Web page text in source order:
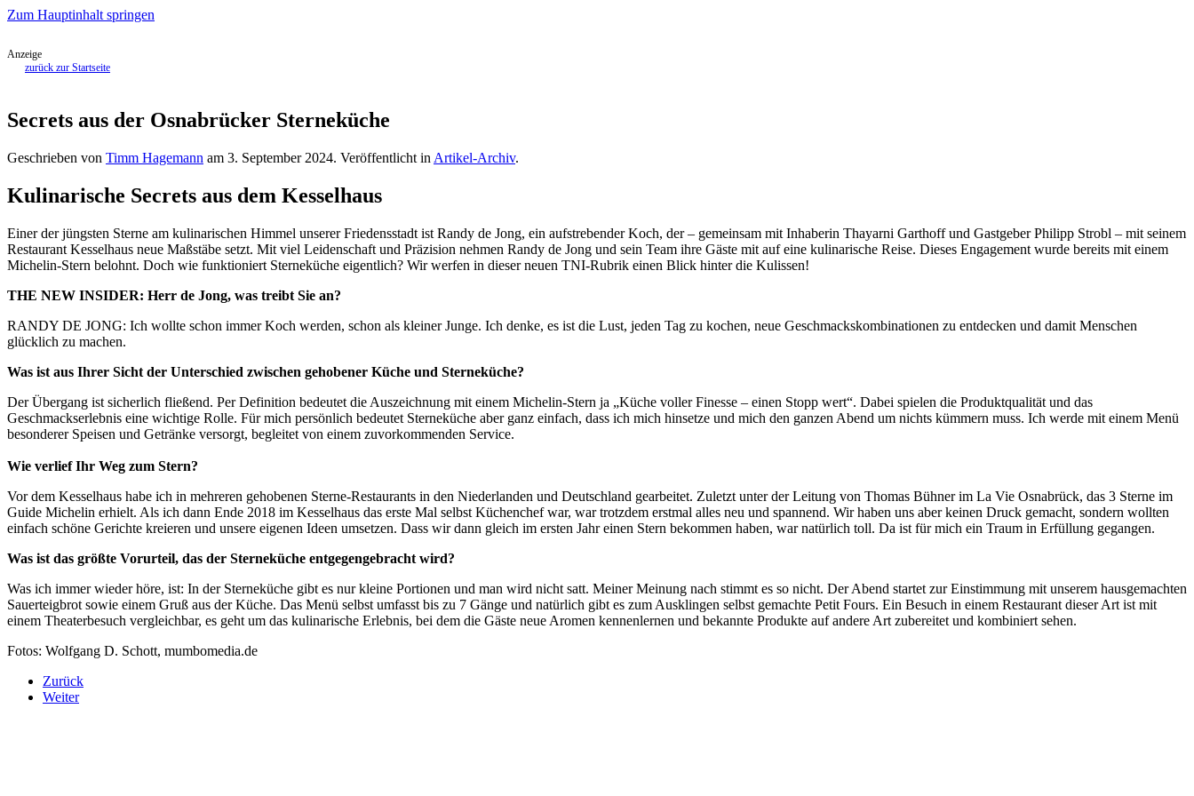
Zum Hauptinhalt springen
Anzeige
zurück zur Startseite
Secrets aus der Osnabrücker Sterneküche
Geschrieben von Timm Hagemann am 3. September 2024. Veröffentlicht in Artikel-Archiv.
Kulinarische Secrets aus dem Kesselhaus
Einer der jüngsten Sterne am kulinarischen Himmel unserer Friedensstadt ist Randy de Jong, ein aufstrebender Koch, der – gemeinsam mit Inhaberin Thayarni Garthoff und Gastgeber Philipp Strobl – mit seinem
Restaurant Kesselhaus neue Maßstäbe setzt. Mit viel Leidenschaft und Präzision nehmen Randy de Jong und sein Team ihre Gäste mit auf eine kulinarische Reise. Dieses Engagement wurde bereits mit einem
Michelin-Stern belohnt. Doch wie funktioniert Sterneküche eigentlich? Wir werfen in dieser neuen TNI-Rubrik einen Blick hinter die Kulissen!
THE NEW INSIDER: Herr de Jong, was treibt Sie an?
RANDY DE JONG: Ich wollte schon immer Koch werden, schon als kleiner Junge. Ich denke, es ist die Lust, jeden Tag zu kochen, neue Geschmackskombinationen zu entdecken und damit Menschen
glücklich zu machen.
Was ist aus Ihrer Sicht der Unterschied zwischen gehobener Küche und Sterneküche?
Der Übergang ist sicherlich fließend. Per Definition bedeutet die Auszeichnung mit einem Michelin-Stern ja „Küche voller Finesse – einen Stopp wert“. Dabei spielen die Produktqualität und das
Geschmackserlebnis eine wichtige Rolle. Für mich persönlich bedeutet Sterneküche aber ganz einfach, dass ich mich hinsetze und mich den ganzen Abend um nichts kümmern muss. Ich werde mit einem Menü
besonderer Speisen und Getränke versorgt, begleitet von einem zuvorkommenden Service.
Wie verlief Ihr Weg zum Stern?
Vor dem Kesselhaus habe ich in mehreren gehobenen Sterne-Restaurants in den Niederlanden und Deutschland gearbeitet. Zuletzt unter der Leitung von Thomas Bühner im La Vie Osnabrück, das 3 Sterne im
Guide Michelin erhielt. Als ich dann Ende 2018 im Kesselhaus das erste Mal selbst Küchenchef war, war trotzdem erstmal alles neu und spannend. Wir haben uns aber keinen Druck gemacht, sondern wollten
einfach schöne Gerichte kreieren und unsere eigenen Ideen umsetzen. Dass wir dann gleich im ersten Jahr einen Stern bekommen haben, war natürlich toll. Da ist für mich ein Traum in Erfüllung gegangen.
Was ist das größte Vorurteil, das der Sterneküche entgegengebracht wird?
Was ich immer wieder höre, ist: In der Sterneküche gibt es nur kleine Portionen und man wird nicht satt. Meiner Meinung nach stimmt es so nicht. Der Abend startet zur Einstimmung mit unserem hausgemachten
Sauerteigbrot sowie einem Gruß aus der Küche. Das Menü selbst umfasst bis zu 7 Gänge und natürlich gibt es zum Ausklingen selbst gemachte Petit Fours. Ein Besuch in einem Restaurant dieser Art ist mit
einem Theaterbesuch vergleichbar, es geht um das kulinarische Erlebnis, bei dem die Gäste neue Aromen kennenlernen und bekannte Produkte auf andere Art zubereitet und kombiniert sehen.
Fotos: Wolfgang D. Schott, mumbomedia.de
Zurück
Weiter